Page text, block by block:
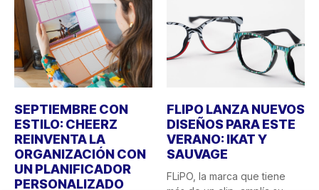
SEPTIEMBRE CON
ESTILO: CHEERZ
REINVENTA LA
ORGANIZACIÓN CON
UN PLANIFICADOR
PERSONALIZADO
FLIPO LANZA NUEVOS
DISEÑOS PARA ESTE
VERANO: IKAT Y
SAUVAGE
FLiPO, la marca que tiene